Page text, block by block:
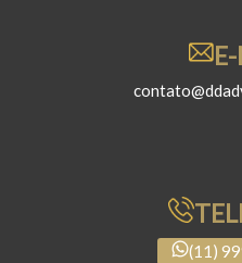
(11)